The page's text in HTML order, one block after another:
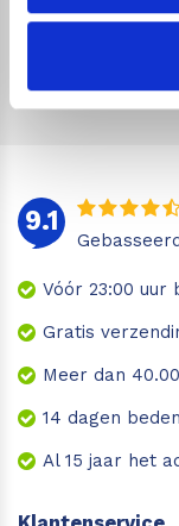
Geen zorgen,
9.1
Vóór 23:00 uur
Gratis
Meer dan
14 dagen
Al 15 jaar het